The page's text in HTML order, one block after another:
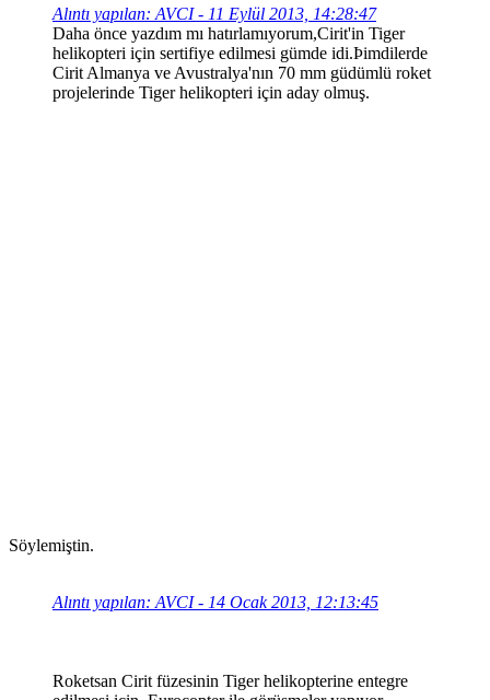
Alıntı yapılan: AVCI - 11 Eylül 2013, 14:28:47
Daha önce yazdım mı hatırlamıyorum,Cirit'in Tiger
helikopteri için sertifiye edilmesi gümde idi.Þimdilerde
Cirit Almanya ve Avustralya'nın 70 mm güdümlü roket
projelerinde Tiger helikopteri için aday olmuş.
Söylemiştin.
Alıntı yapılan: AVCI - 14 Ocak 2013, 12:13:45
Roketsan Cirit füzesinin Tiger helikopterine entegre